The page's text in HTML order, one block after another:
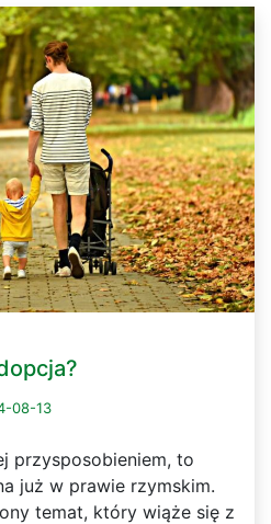
08-13
przysposobieniem, to
już w prawie rzymskim.
temat, który wiąże się z